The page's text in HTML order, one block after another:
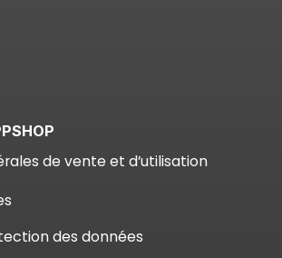
de vente et d’utilisation
des données